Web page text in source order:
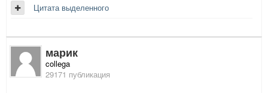
Цитата выделенного
марик
collega
29171 публикация